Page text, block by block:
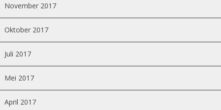
November 2017
Oktober 2017
Juli 2017
Mei 2017
April 2017